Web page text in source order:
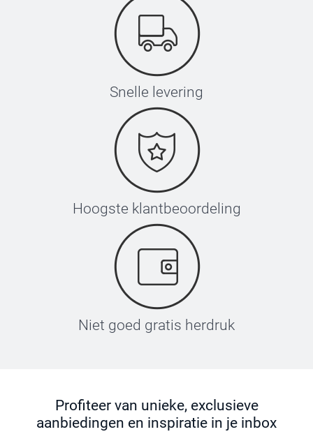
Snelle levering
Hoogste klantbeoordeling
Niet goed gratis herdruk
Profiteer van unieke, exclusieve
aanbiedingen en inspiratie in je inbox